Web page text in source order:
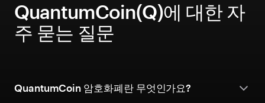
QuantumCoin(Q)에 대한 자
주 묻는 질문
QuantumCoin 암호화폐란 무엇인가요?